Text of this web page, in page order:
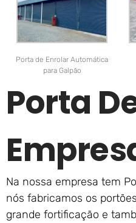
Porta de Enrolar Automática
para Galpão
Porta
Na nossa empresa tem
nós fabricamos os
grande fortificação e